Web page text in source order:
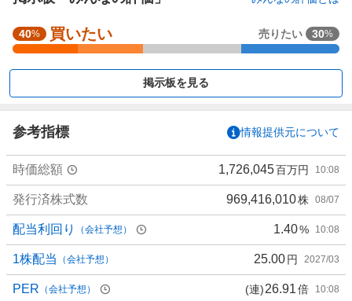
強
く
買
2
0
%
、
買
い
た
い
2
0
40% 買いたい 売りたい 30%
掲示板を見る
参考指標 情報提供元について
時価総額 1,726,045百万円 10:08
発行済株式数 969,416,010株 08/07
配当利回り （会社予想） 1.40% 10:08
1株配当 （会社予想） 25.00円 2027/03
PER （会社予想） (連)26.91倍 10:08